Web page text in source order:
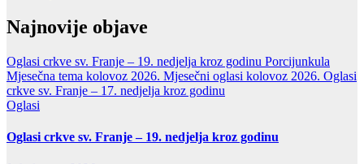
Najnovije objave
Oglasi crkve sv. Franje – 19. nedjelja kroz godinu Porcijunkula
Mjesečna tema kolovoz 2026. Mjesečni oglasi kolovoz 2026. Oglasi
crkve sv. Franje – 17. nedjelja kroz godinu
Oglasi
Oglasi crkve sv. Franje – 19. nedjelja kroz godinu